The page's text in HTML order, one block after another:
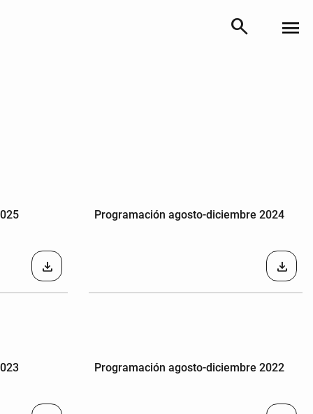
search menu
download
Programación agosto-diciembre 2024
download
Programación agosto-diciembre 2022